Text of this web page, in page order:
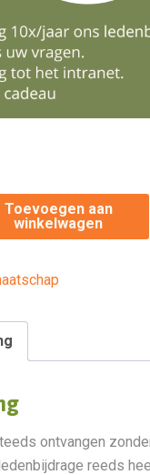
Toevoegen aan
winkelwagen
ontvangen
reeds